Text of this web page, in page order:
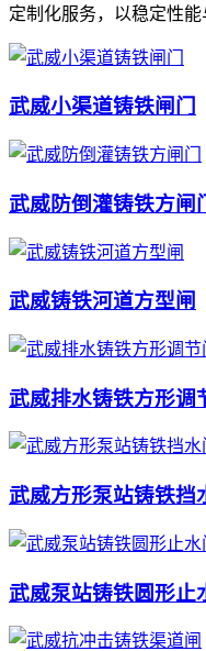
定制化服务，以稳定性能
武威小渠道铸铁闸门
武威防倒灌铸铁方闸
武威铸铁河道方型闸
武威排水铸铁方形调
武威方形泵站铸铁挡
武威泵站铸铁圆形止